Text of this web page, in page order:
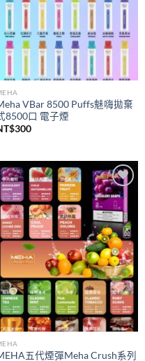
VBar 8500 Puffs魅嗨拋棄
8500口 電子煙
300
Add to
wishlist
五代煙彈Meha Crush系列